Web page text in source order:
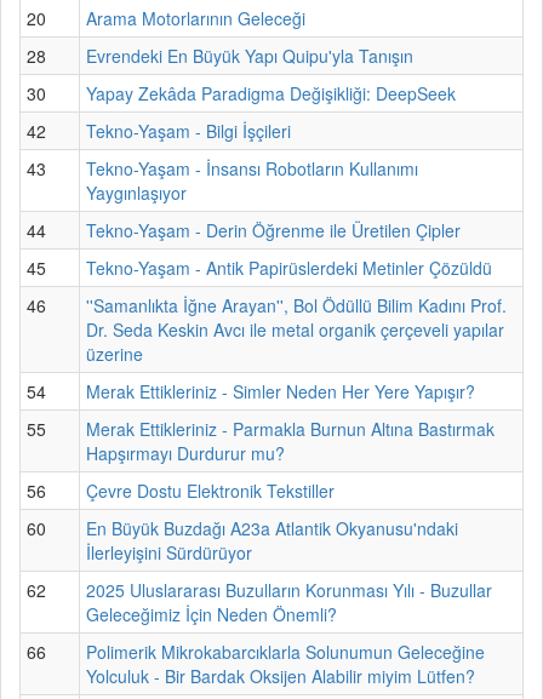
20
Arama Motorlarının Geleceği
28
Evrendeki En Büyük Yapı Quipu'yla Tanışın
30
Yapay Zekâda Paradigma Değişikliği: DeepSeek
42
Tekno-Yaşam - Bilgi İşçileri
43
Tekno-Yaşam - İnsansı Robotların Kullanımı
Yaygınlaşıyor
44
Tekno-Yaşam - Derin Öğrenme ile Üretilen Çipler
45
Tekno-Yaşam - Antik Papirüslerdeki Metinler Çözüldü
46
''Samanlıkta İğne Arayan'', Bol Ödüllü Bilim Kadını Prof.
Dr. Seda Keskin Avcı ile metal organik çerçeveli yapılar
üzerine
54
Merak Ettikleriniz - Simler Neden Her Yere Yapışır?
55
Merak Ettikleriniz - Parmakla Burnun Altına Bastırmak
Hapşırmayı Durdurur mu?
56
Çevre Dostu Elektronik Tekstiller
60
En Büyük Buzdağı A23a Atlantik Okyanusu'ndaki
İlerleyişini Sürdürüyor
62
2025 Uluslararası Buzulların Korunması Yılı - Buzullar
Geleceğimiz İçin Neden Önemli?
66
Polimerik Mikrokabarcıklarla Solunumun Geleceğine
Yolculuk - Bir Bardak Oksijen Alabilir miyim Lütfen?